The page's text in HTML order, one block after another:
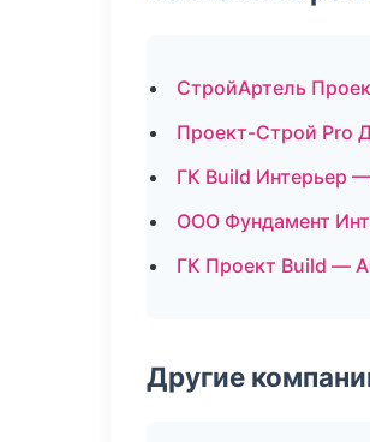
СтройАртель
Проект-Строй Pro
ГК Build Интерьер
ООО Фундамент
ГК Проект Build —
Другие